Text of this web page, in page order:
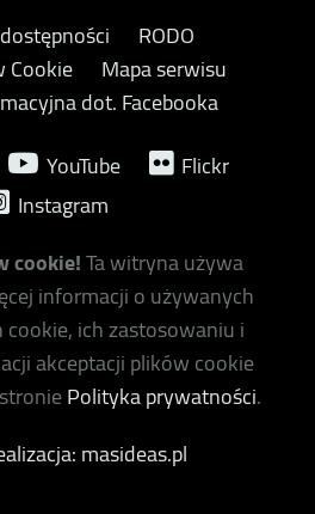
RODO
Cookie
Mapa serwisu
dot. Facebooka
YouTube
Flickr
Instagram
cookie!Ta witryna używa
informacji o używanych
cookie, ich zastosowaniu i
akceptacji plików cookie
Polityka prywatności.
masideas.pl